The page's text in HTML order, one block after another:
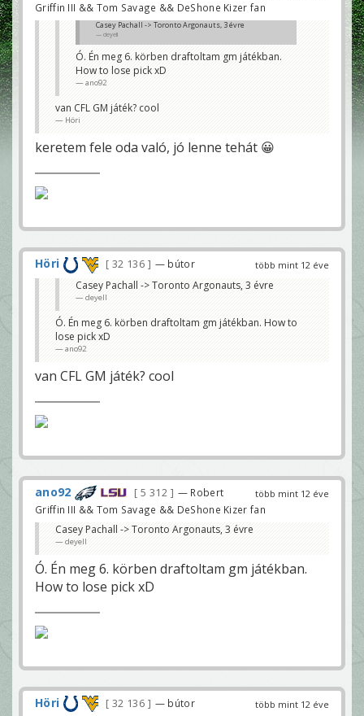
Griffin III && Tom Savage && DeShone Kizer fan
Casey Pachall -> Toronto Argonauts, 3 évre
deyell
Ó. Én meg 6. körben draftoltam gm játékban.
How to lose pick xD
ano92
van CFL GM játék? cool
Höri
keretem fele oda való, jó lenne tehát 😀
több mint 12 éve
Höri 32 136 — bútor
Casey Pachall -> Toronto Argonauts, 3 évre
deyell
Ó. Én meg 6. körben draftoltam gm játékban. How to
lose pick xD
ano92
van CFL GM játék? cool
több mint 12 éve
ano92 5 312
— Robert
Griffin III && Tom Savage && DeShone Kizer fan
Casey Pachall -> Toronto Argonauts, 3 évre
deyell
Ó. Én meg 6. körben draftoltam gm játékban.
How to lose pick xD
több mint 12 éve
Höri 32 136 — bútor